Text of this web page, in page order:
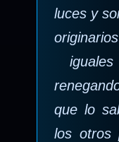
luces y
que lo
los otros